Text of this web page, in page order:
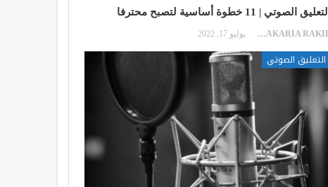
التعليق الصوتي | 11 خطوة أساسية لتصبح محترفا
ZAKARIA RAKIB يوليو 17, 2022
التعليق الصوتي